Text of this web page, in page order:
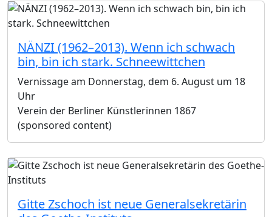
NÄNZI (1962–2013). Wenn ich schwach
bin, bin ich stark. Schneewittchen
Vernissage am Donnerstag, dem 6. August um 18
Uhr
Verein der Berliner Künstlerinnen 1867
(sponsored content)
Gitte Zschoch ist neue Generalsekretärin